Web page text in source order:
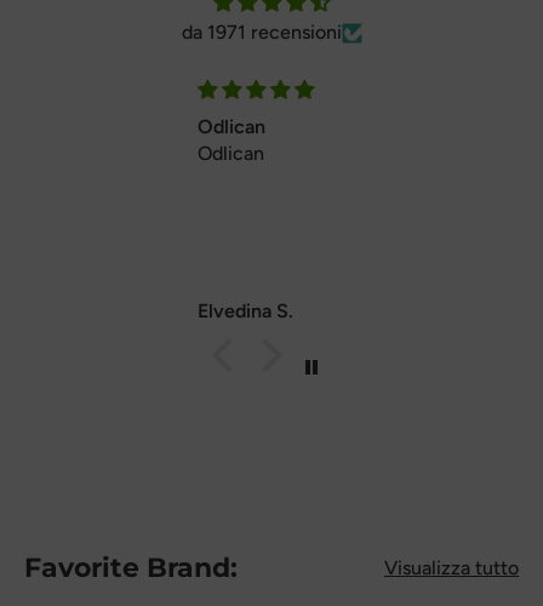
da 1971 recensioni
Odlican
Odlican
Elvedina S.
Favorite Brand: Visualizza tutto